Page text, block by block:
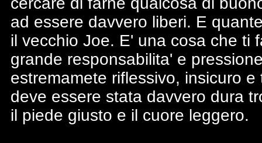
ad essere davvero liberi. E
il vecchio Joe. E' una cosa che ti
grande responsabilita' e
estremamete riflessivo, insicuro
deve essere stata davvero dura
il piede giusto e il cuore leggero.